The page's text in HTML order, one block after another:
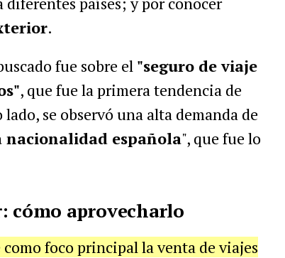
.
fue sobre el "seguro de viaje
, que fue la primera tendencia de
se observó una alta demanda de
nacionalidad española", que fue lo
cómo aprovecharlo
foco principal la venta de viajes